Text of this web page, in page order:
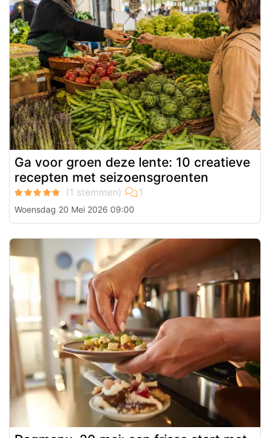
Ga voor groen deze lente: 10 creatieve
recepten met seizoensgroenten
Woensdag 20 Mei 2026 09:00